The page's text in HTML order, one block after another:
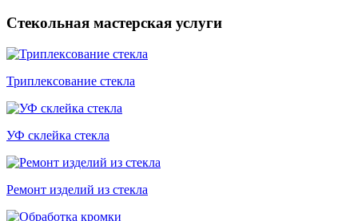
Стекольная мастерская услуги
Триплексование стекла
УФ склейка стекла
Ремонт изделий из стекла